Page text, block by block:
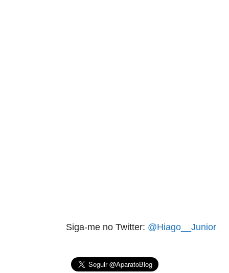
Siga-me no Twitter: @Hiago__Junior